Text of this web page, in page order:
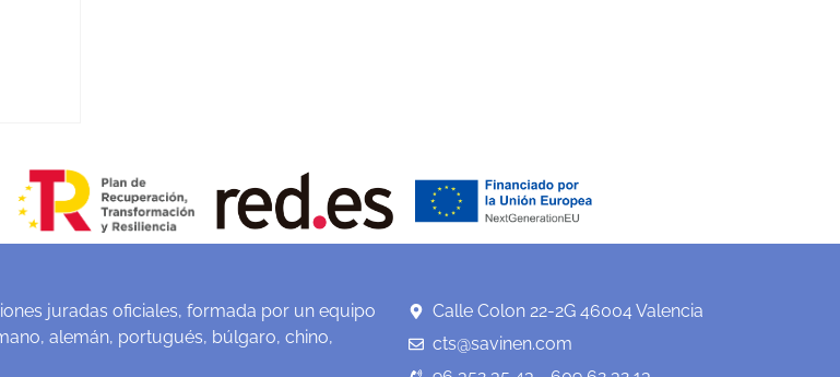
juradas oficiales, formada por un equipo
alemán, portugués, búlgaro, chino,
Calle Colon 22-2G 46004 Valencia
cts@savinen.com